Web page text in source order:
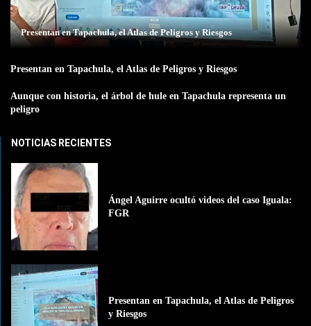
Presentan en Tapachula, el Atlas de Peligros y Riesgos
Presentan en Tapachula, el Atlas de Peligros y Riesgos
Aunque con historia, el árbol de hule en Tapachula representa un
peligro
NOTICIAS RECIENTES
Ángel Aguirre ocultó videos del caso Iguala:
FGR
Presentan en Tapachula, el Atlas de Peligros
y Riesgos